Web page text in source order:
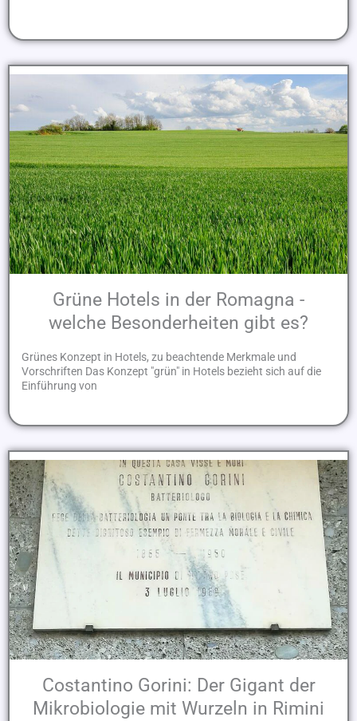
Grüne Hotels in der Romagna -
welche Besonderheiten gibt es?
Grünes Konzept in Hotels, zu beachtende Merkmale und
Vorschriften Das Konzept "grün" in Hotels bezieht sich auf die
Einführung von
Costantino Gorini: Der Gigant der
Mikrobiologie mit Wurzeln in Rimini